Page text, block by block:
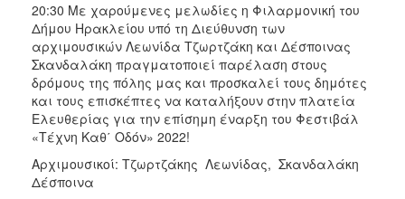
20:30 Με χαρούμενες μελωδίες η Φιλαρμονική του
Δήμου Ηρακλείου υπό τη Διεύθυνση των
αρχιμουσικών Λεωνίδα Τζωρτζάκη και Δέσποινας
Σκανδαλάκη πραγματοποιεί παρέλαση στους
δρόμους της πόλης μας και προσκαλεί τους δημότες
και τους επισκέπτες να καταλήξουν στην πλατεία
Ελευθερίας για την επίσημη έναρξη του Φεστιβάλ
«Τέχνη Καθ΄ Οδόν» 2022!
Αρχιμουσικοί: Τζωρτζάκης Λεωνίδας, Σκανδαλάκη
Δέσποινα